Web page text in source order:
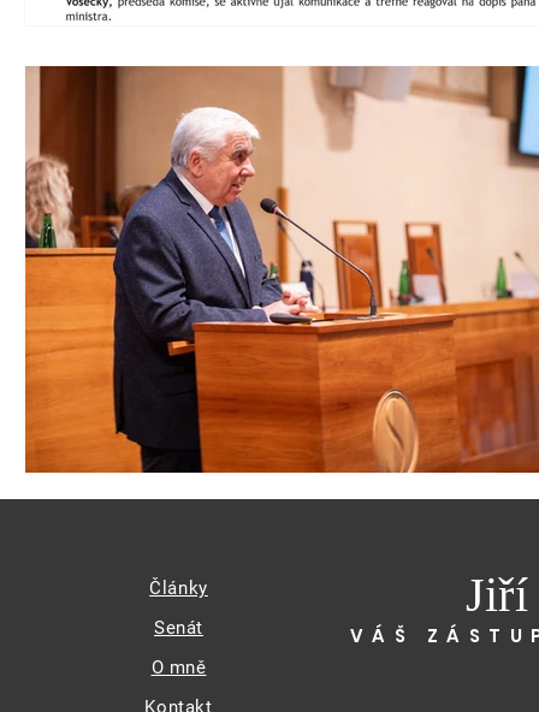
Články
Senát
O mně
Kontakt
Jiří
VÁŠ